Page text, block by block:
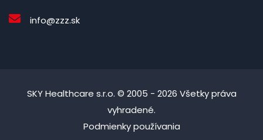
info@zzz.sk
SKY Healthcare s.r.o. © 2005 - 2026 Všetky práva
vyhradené.
Podmienky používania